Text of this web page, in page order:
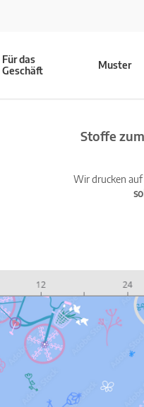
Für das
Geschäft
Muster
Stoffe
Wir drucken auf